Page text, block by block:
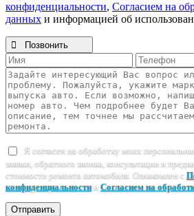
конфиденциальности, Согласием на
данных и информацией об
 Позвонить
Я согласен на обработку моих
заявки, обратного звонка, консультации и
стоимости ремонта автомобиля. Ознакомлен с
конфиденциальностии Согласием на
Отправить